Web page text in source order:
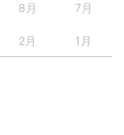
8月 7月
2月 1月